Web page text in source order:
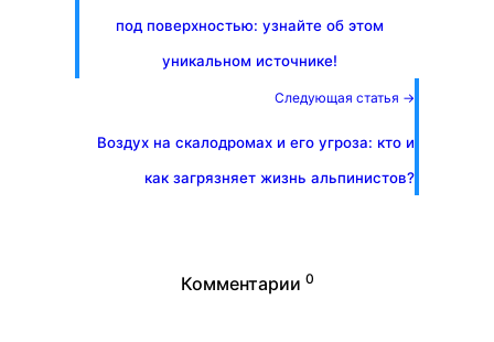
под поверхностью: узнайте об этом
уникальном источнике!
Следующая статья →
Воздух на скалодромах и его угроза: кто и
как загрязняет жизнь альпинистов?
Комментарии 0